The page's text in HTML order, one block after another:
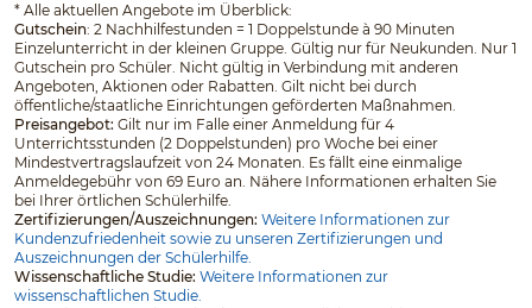
* Alle aktuellen Angebote im Überblick:
Gutschein: 2 Nachhilfestunden = 1 Doppelstunde à 90 Minuten
Einzelunterricht in der kleinen Gruppe. Gültig nur für Neukunden. Nur 1
Gutschein pro Schüler. Nicht gültig in Verbindung mit anderen
Angeboten, Aktionen oder Rabatten. Gilt nicht bei durch
öffentliche/staatliche Einrichtungen geförderten Maßnahmen.
Preisangebot: Gilt nur im Falle einer Anmeldung für 4
Unterrichtsstunden (2 Doppelstunden) pro Woche bei einer
Mindestvertragslaufzeit von 24 Monaten. Es fällt eine einmalige
Anmeldegebühr von 69 Euro an. Nähere Informationen erhalten Sie
bei Ihrer örtlichen Schülerhilfe.
Zertifizierungen/Auszeichnungen: Weitere Informationen zur
Kundenzufriedenheit sowie zu unseren Zertifizierungen und
Auszeichnungen der Schülerhilfe.
Wissenschaftliche Studie: Weitere Informationen zur
wissenschaftlichen Studie.